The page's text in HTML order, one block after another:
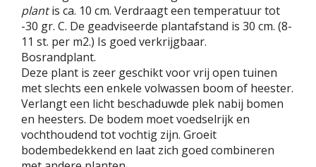
plantis ca. 10 cm. Verdraagt een temperatuur tot
-30 gr. C. De geadviseerde plantafstand is 30 cm. (8-
11 st. per m2.) Is goed verkrijgbaar.
Bosrandplant.
Deze plant is zeer geschikt voor vrij open tuinen
met slechts een enkele volwassen boom of heester.
Verlangt een licht beschaduwde plek nabij bomen
en heesters. De bodem moet voedselrijk en
vochthoudend tot vochtig zijn. Groeit
bodembedekkend en laat zich goed combineren